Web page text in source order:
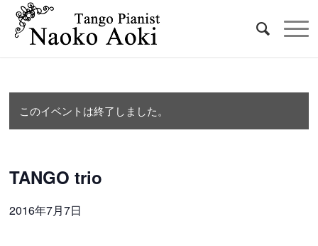
このイベントは終了しました。
TANGO trio
2016年7月7日